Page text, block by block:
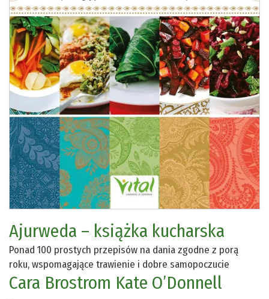
Ajurweda – książka kucharska
Ponad 100 prostych przepisów na dania zgodne z porą
roku, wspomagające trawienie i dobre samopoczucie
Cara Brostrom Kate O’Donnell